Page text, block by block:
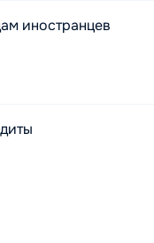
иностранцев